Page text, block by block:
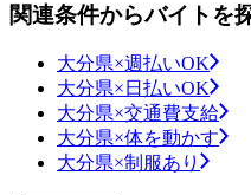
関連条件からバイトを
大分県×週払いOK
大分県×日払いOK
大分県×交通費支給
大分県×体を動かす
大分県×制服あり